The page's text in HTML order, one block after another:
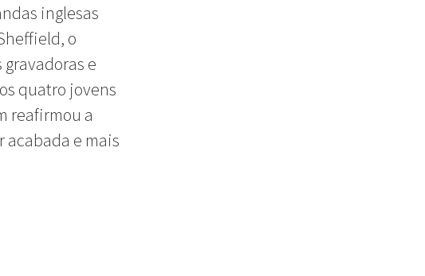
inglesas
o
e
quatro jovens
reafirmou a
e mais